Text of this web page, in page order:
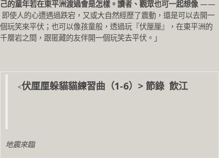
己的童年若在東平洲渡過會是怎樣。讀者、觀眾也可一起想像——
即使人的心遭遇過跌宕，又或大自然經歷了震動，還是可以去開一
個玩笑來平伏；也可以像孩童般，透過玩『伏厘厘』，在東平洲的
千層岩之間，跟匿藏的友伴開一個玩笑去平伏。」
<伏厘厘躲貓貓練習曲（1-6）> 節錄 飲江
地震來臨